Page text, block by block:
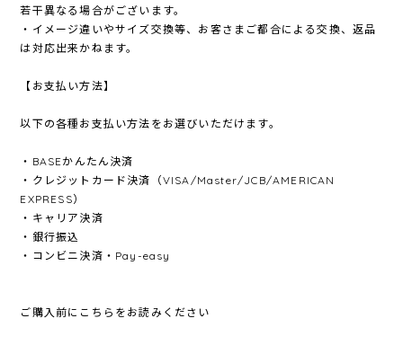
若干異なる場合がございます。
・イメージ違いやサイズ交換等、お客さまご都合による交換、返品
は対応出来かねます。
【お支払い方法】
以下の各種お支払い方法をお選びいただけます。
・BASEかんたん決済
・クレジットカード決済（VISA/Master/JCB/AMERICAN
EXPRESS）
・キャリア決済
・銀行振込
・コンビニ決済・Pay-easy
ご購入前にこちらをお読みください